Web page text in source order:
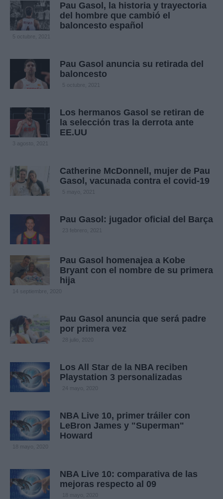
Pau Gasol, la historia y trayectoria
del hombre que cambió el
baloncesto español
5 octubre, 2021
Pau Gasol anuncia su retirada del
baloncesto
5 octubre, 2021
Los hermanos Gasol se retiran de
la selección tras la derrota ante
EE.UU
3 agosto, 2021
Catherine McDonnell, mujer de Pau
Gasol, vacunada contra el covid-19
5 mayo, 2021
Pau Gasol: jugador oficial del Barça
23 febrero, 2021
Pau Gasol homenajea a Kobe
Bryant con el nombre de su primera
hija
14 septiembre, 2020
Pau Gasol anuncia que será padre
por primera vez
Los All Star de la NBA reciben
Playstation 3 personalizadas
24 mayo, 2020
NBA Live 10, primer tráiler con
LeBron James y "Superman"
Howard
18 mayo, 2020
NBA Live 10: comparativa de las
mejoras respecto al 09
18 mayo, 2020